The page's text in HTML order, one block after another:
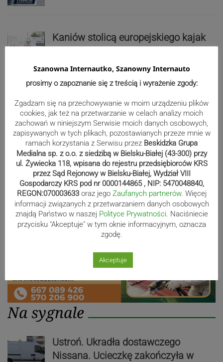
Kaniów stolicą europejskiego kajak
Europy rywalizowało przez trzy dni
Nakamura z dubletem w Wiśle.
Dyskwalifikacja Waszka zmieniła
klasyfikację Polaków
Reklama
Na sygnale
Ustroń. Ukradła dostawczego
Nissana. Ucieczkę zakończyła w
Szanowna Internautko, Szanowny Internauto
prosimy o zapoznanie się z treścią i wyrażenie zgody:
Zgadzam się na przechowywanie w moim urządzeniu plików
cookies, jak też na przetwarzanie w celach analizy moich
zachowań w niniejszym Serwisie moich danych osobowych,
zapisywanych w tych plikach, pozostawianych przeze mnie w
ramach korzystania z Serwisu przez Beskidzka Grupa
Medialna sp. z o.o. z siedzibą w Bielsku-Białej (43-300) przy
ul. Żywiecka 118, wpisana do rejestru przedsiębiorców KRS
przez Sąd Rejonowy w Bielsku-Białej, Wydział VIII
Gospodarczy KRS pod nr 0000144865 , NIP: 5470048840,
REGON:070003633 oraz jego Zaufanych partnerów. Więcej
informacji związanych z przetwarzaniem danych osobowych
znajdą Państwo w naszej Polityce Prywatności. Naciśniecie
przycisku "Akceptuje" w tym oknie informacyjnym, oznacza
zgodę.
Akceptuje